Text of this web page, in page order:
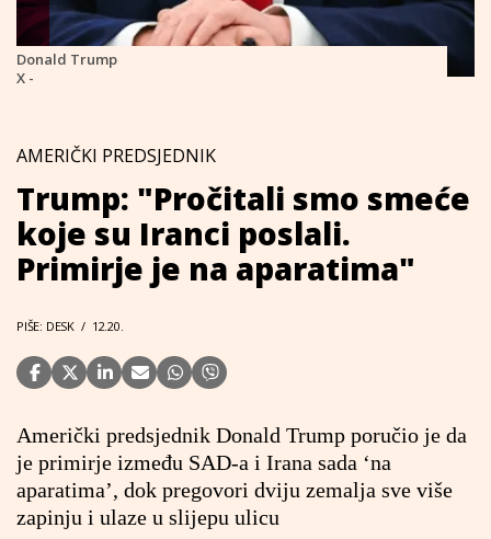
Donald Trump
X -
AMERIČKI PREDSJEDNIK
Trump: "Pročitali smo smeće
koje su Iranci poslali.
Primirje je na aparatima"
PIŠE: DESK / 12.20.
Američki predsjednik Donald Trump poručio je da
je primirje između SAD-a i Irana sada ‘na
aparatima’, dok pregovori dviju zemalja sve više
zapinju i ulaze u slijepu ulicu